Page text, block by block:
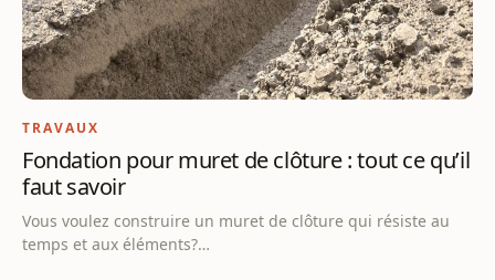
TRAVAUX
Fondation pour muret de clôture : tout ce qu’il
faut savoir
Vous voulez construire un muret de clôture qui résiste au
temps et aux éléments?…